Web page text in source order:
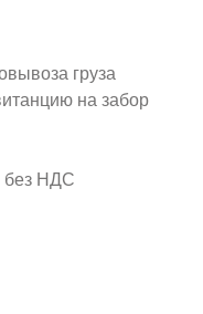
груза
на забор
без НДС